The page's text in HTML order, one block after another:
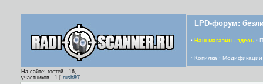
LPD-форум:
· Наш магазин - здесь ·
· Копилка · Модификации
На сайте: гостей - 16,
участников - 1 [ rush89]